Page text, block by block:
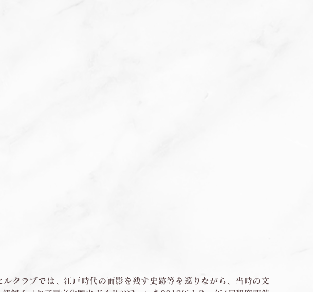
ルクラブでは、江戸時代の面影を残す史跡等を巡りながら、当時の文